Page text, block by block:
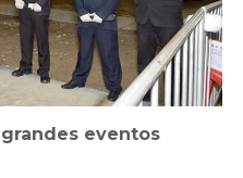
eventos